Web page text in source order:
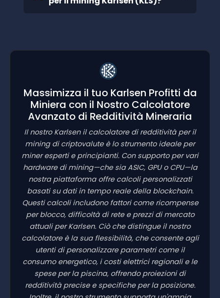
Massimizza il tuo Karlsen Profitti da
Miniera con il Nostro Calcolatore
Avanzato di Redditività Mineraria
Il nostro Karlsen il calcolatore di redditività per il
mining di criptovalute è lo strumento ideale per
miner esperti e principianti. Con supporto per vari
hardware di mining—che sia ASIC, GPU o CPU—la
nostra piattaforma offre calcoli personalizzati
basati su dati in tempo reale della blockchain.
Questi calcoli includono fattori come ricompense
per blocco, difficoltà di rete e prezzi di mercato
attuali per Karlsen. Ciò che distingue il nostro
calcolatore è la sua flessibilità, che consente agli
utenti di personalizzare parametri come il
consumo energetico, i costi elettrici regionali e le
spese per la piscina, offrendo proiezioni di
redditività precise e specifiche per la posizione.